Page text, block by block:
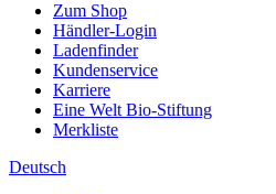
Zum Shop
Händler-Login
Ladenfinder
Kundenservice
Karriere
Eine Welt Bio-Stiftung
Merkliste
Deutsch